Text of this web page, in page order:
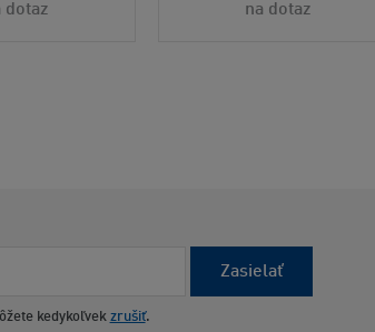
dotaz na dotaz
Zasielať
kedykoľvek zrušiť.